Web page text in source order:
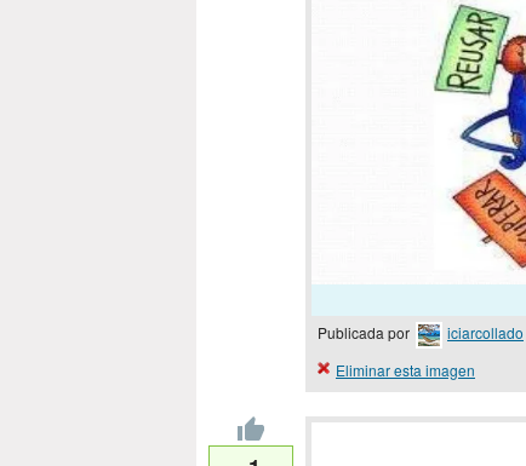
Publicada por iciarcollado
Eliminar esta imagen